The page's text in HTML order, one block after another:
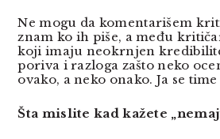
Ne mogu da komentarišem
znam ko ih piše, a među
koji imaju neokrnjen
poriva i razloga zašto neko
ovako, a neko onako. Ja se
Šta mislite kad kažete